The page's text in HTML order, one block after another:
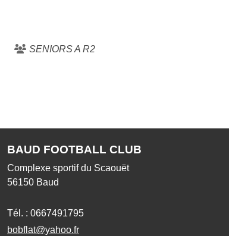
SENIORS A R2
BAUD FOOTBALL CLUB
Complexe sportif du Scaouët
56150 Baud
Tél. : 0667491795
bobflat@yahoo.fr